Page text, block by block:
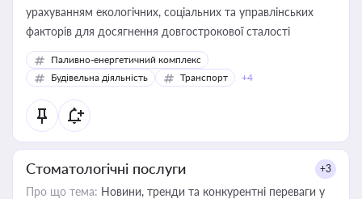
урахуванням екологічних, соціальних та управлінських
факторів для досягнення довгострокової сталості
Паливно-енергетичний комплекс
Будівельна діяльність
Транспорт +4
Стоматологічні послуги +3
Про що тема: Новини, тренди та конкурентні переваги у